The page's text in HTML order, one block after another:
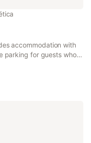
accommodation with
parking for guests who
45 km from
Park.